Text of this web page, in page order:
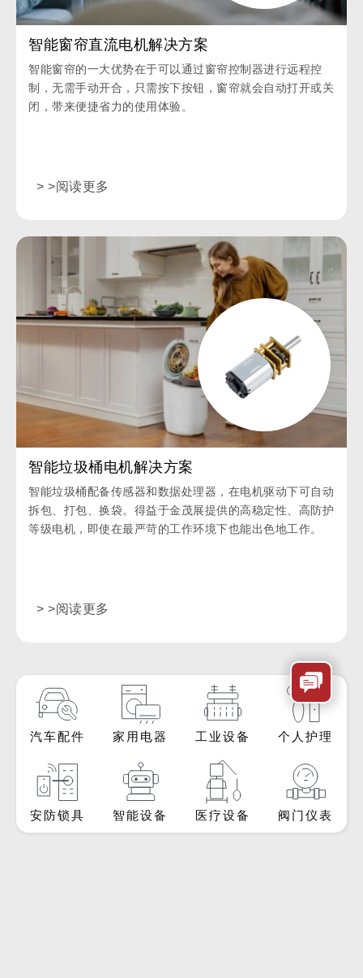
智能窗帘直流电机解决方案
智能窗帘的一大优势在于可以通过窗帘控制器进行远程控
制，无需手动开合，只需按下按钮，窗帘就会自动打开或关
闭，带来便捷省力的使用体验。
> >阅读更多
智能垃圾桶电机解决方案
智能垃圾桶配备传感器和数据处理器，在电机驱动下可自动
拆包、打包、换袋。得益于金茂展提供的高稳定性、高防护
等级电机，即使在最严苛的工作环境下也能出色地工作。
> >阅读更多
汽车配件 家用电器 工业设备 个人护理
安防锁具 智能设备 医疗设备 阀门仪表